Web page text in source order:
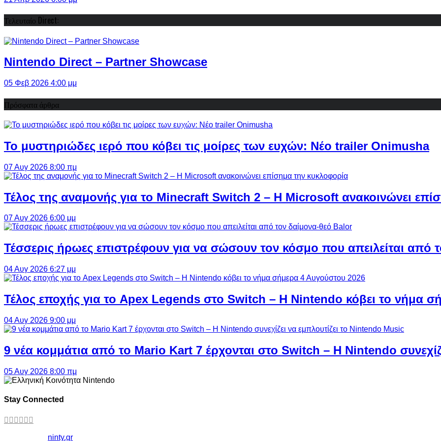
Τελευταίο Direct:
Nintendo Direct – Partner Showcase
05 Φεβ 2026 4:00 μμ
Πρόσφατα άρθρα
Το μυστηριώδες ιερό που κόβει τις μοίρες των ευχών: Νέο trailer Onimusha
07 Αυγ 2026 8:00 πμ
Τέλος της αναμονής για το Minecraft Switch 2 – Η Microsoft ανακοινώνει
07 Αυγ 2026 6:00 μμ
Τέσσερις ήρωες επιστρέφουν για να σώσουν τον κόσμο που απειλείται από
04 Αυγ 2026 6:27 μμ
Τέλος εποχής για το Apex Legends στο Switch – Η Nintendo κόβει το νήμα
04 Αυγ 2026 9:00 μμ
9 νέα κομμάτια από το Mario Kart 7 έρχονται στο Switch – Η Nintendo
05 Αυγ 2026 8:00 πμ
Stay Connected
ninty.gr